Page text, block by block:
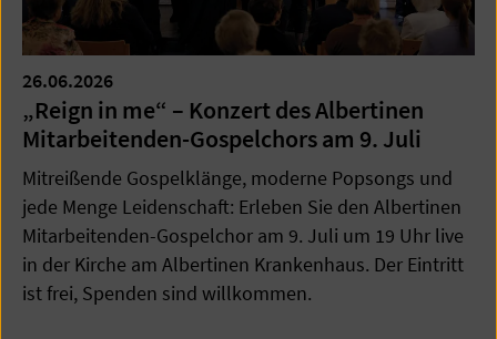
26.06.2026
„Reign in me“ – Konzert des Albertinen
Mitarbeitenden-Gospelchors am 9. Juli
Mitreißende Gospelklänge, moderne Popsongs und
jede Menge Leidenschaft: Erleben Sie den Albertinen
Mitarbeitenden-Gospelchor am 9. Juli um 19 Uhr live
in der Kirche am Albertinen Krankenhaus. Der Eintritt
ist frei, Spenden sind willkommen.